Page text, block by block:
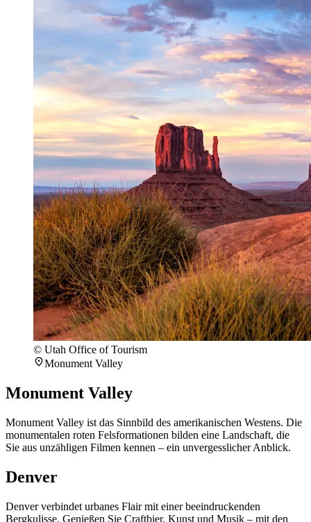
© Utah Office of Tourism
Monument Valley
Monument Valley
Monument Valley ist das Sinnbild des amerikanischen Westens. Die
monumentalen roten Felsformationen bilden eine Landschaft, die
Sie aus unzähligen Filmen kennen – ein unvergesslicher Anblick.
Denver
Denver verbindet urbanes Flair mit einer beeindruckenden
Bergkulisse. Genießen Sie Craftbier, Kunst und Musik – mit den